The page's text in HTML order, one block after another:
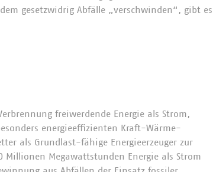
gesetzwidrig Abfälle „verschwinden“, gibt es
freiwerdende Energie als Strom,
energieeffizienten Kraft-Wärme-
als Grundlast-fähige Energieerzeuger zur
Megawattstunden Energie als Strom